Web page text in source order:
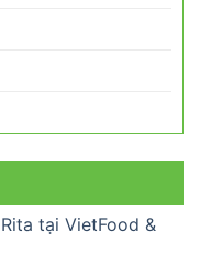
tại VietFood &